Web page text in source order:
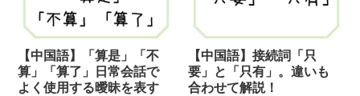
【中国語】「算是」「不
算」「算了」日常会話で
よく使用する曖昧を表す
【中国語】接続詞「只
要」と「只有」。違いも
合わせて解説！